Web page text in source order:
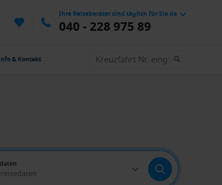
Ihre Reiseberater sind täglich für Sie da
040 - 228 975 89
& Kontakt